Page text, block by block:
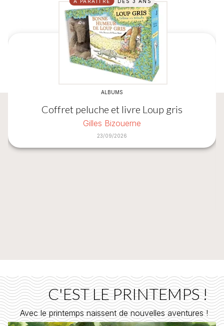
À PARAÎTRE DÈS 3 ANS
ALBUMS
Coffret peluche et livre Loup gris
Gilles Bizouerne
23/09/2026
C'EST LE PRINTEMPS !
Avec le printemps naissent de nouvelles aventures !